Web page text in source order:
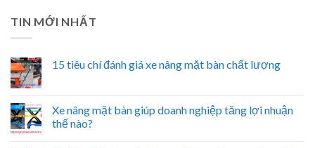
TIN MỚI NHẤT
15 tiêu chí đánh giá xe nâng mặt bàn chất lượng
Xe nâng mặt bàn giúp doanh nghiệp tăng lợi nhuận
thế nào?